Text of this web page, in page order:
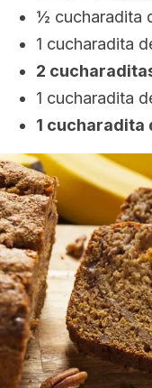
½ cucharadita
1 cucharadita
2
1 cucharadita
1 cucharadita